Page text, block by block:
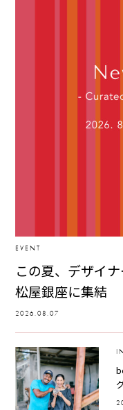
EVENT
この夏、デザイ
松屋銀座に集結
2026.08.07